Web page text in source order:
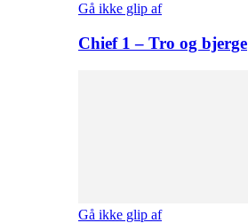
Gå ikke glip af
Chief 1 – Tro og bjerge
Gå ikke glip af